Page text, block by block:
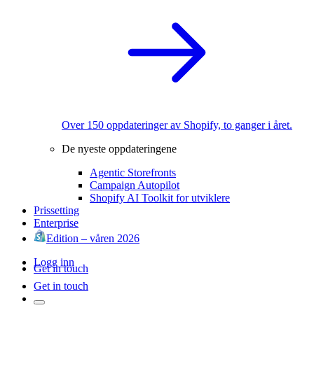
Over 150 oppdateringer av Shopify, to ganger i året.
De nyeste oppdateringene
Agentic Storefronts
Campaign Autopilot
Shopify AI Toolkit for utviklere
Prissetting
Enterprise
Edition – våren 2026
Logg inn
Get in touch
Get in touch